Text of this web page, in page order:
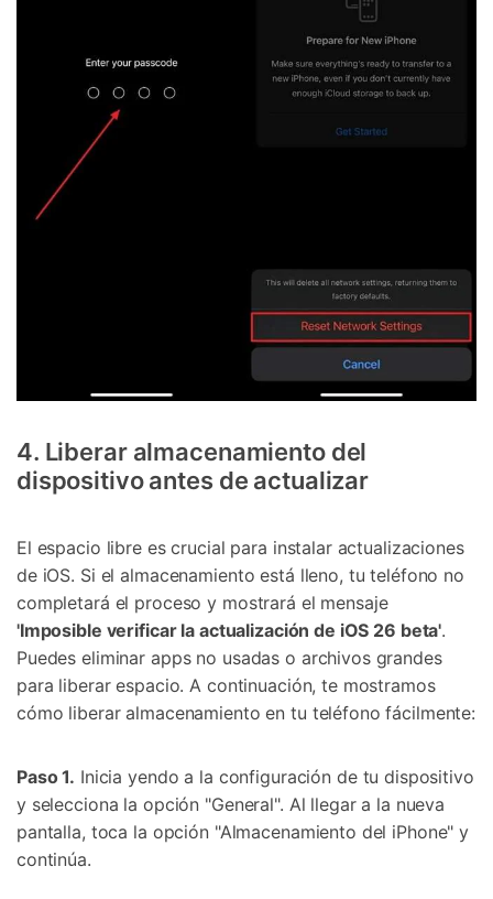
4. Liberar almacenamiento del
dispositivo antes de actualizar
El espacio libre es crucial para instalar actualizaciones
de iOS. Si el almacenamiento está lleno, tu teléfono no
completará el proceso y mostrará el mensaje
'Imposible verificar la actualización de iOS 26 beta'.
Puedes eliminar apps no usadas o archivos grandes
para liberar espacio. A continuación, te mostramos
cómo liberar almacenamiento en tu teléfono fácilmente:
Paso 1. Inicia yendo a la configuración de tu dispositivo
y selecciona la opción "General". Al llegar a la nueva
pantalla, toca la opción "Almacenamiento del iPhone" y
continúa.